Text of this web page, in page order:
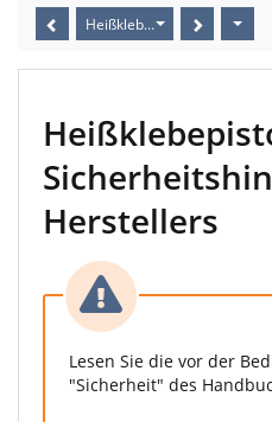
Heißklebepistole:
Herstellers
Lesen Sie die vor der
"Sicherheit" des